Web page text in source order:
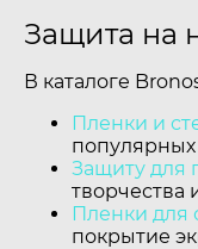
Защита на
В каталоге
Пленки и
популярных
Защиту для
творчества
Пленки для
покрытие